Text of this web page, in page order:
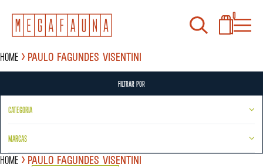
0
Home Paulo Fagundes Visentini
FILTRAR POR
CATEGORIA
MARCAS
Home Paulo Fagundes Visentini